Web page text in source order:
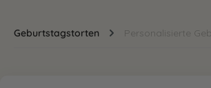
Geburtstagstorten Personalisierte